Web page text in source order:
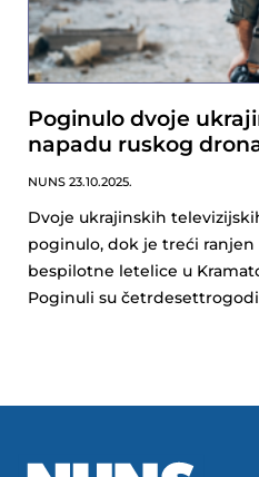
Poginulo dvoje
napadu ruskog
NUNS 23.10.2025.
Dvoje ukrajinskih
poginulo, dok je treći ranjen
bespilotne letelice u
Poginuli su